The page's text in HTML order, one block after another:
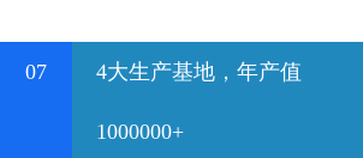
07 4大生产基地，年产值
1000000+